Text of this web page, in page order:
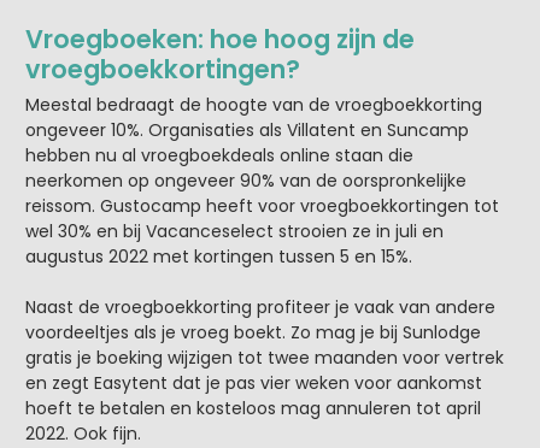
Vroegboeken: hoe hoog zijn de
vroegboekkortingen?
Meestal bedraagt de hoogte van de vroegboekkorting
ongeveer 10%. Organisaties als Villatent en Suncamp
hebben nu al vroegboekdeals online staan die
neerkomen op ongeveer 90% van de oorspronkelijke
reissom. Gustocamp heeft voor vroegboekkortingen tot
wel 30% en bij Vacanceselect strooien ze in juli en
augustus 2022 met kortingen tussen 5 en 15%.
Naast de vroegboekkorting profiteer je vaak van andere
voordeeltjes als je vroeg boekt. Zo mag je bij Sunlodge
gratis je boeking wijzigen tot twee maanden voor vertrek
en zegt Easytent dat je pas vier weken voor aankomst
hoeft te betalen en kosteloos mag annuleren tot april
2022. Ook fijn.